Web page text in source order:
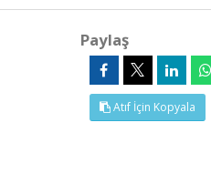
Paylaş
Atıf İçin Kopyala